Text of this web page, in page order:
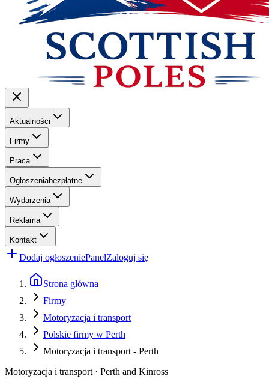
Aktualności
Firmy
Praca
Ogłoszeniabezpłatne
Wydarzenia
Reklama
Kontakt
Dodaj ogłoszeniePanelZaloguj się
Strona główna
Firmy
Motoryzacja i transport
Polskie firmy w Perth
Motoryzacja i transport - Perth
Motoryzacja i transport · Perth and Kinross